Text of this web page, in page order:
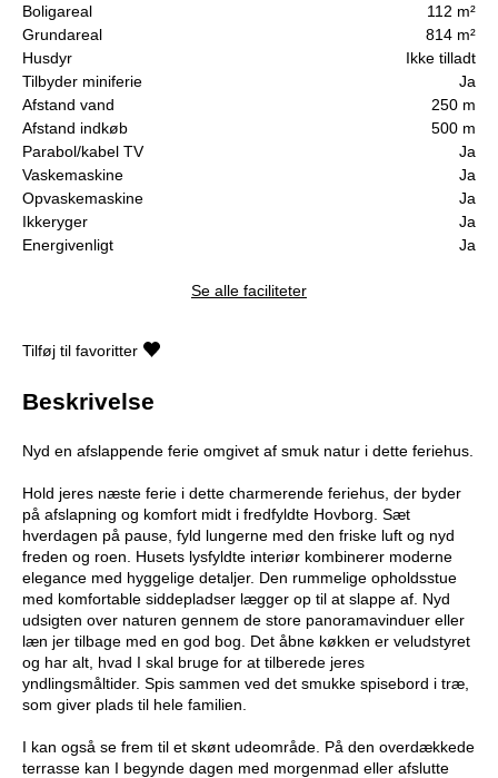
Boligareal
112 m²
Grundareal
814 m²
Husdyr
Ikke tilladt
Tilbyder miniferie
Ja
Afstand vand
250 m
Afstand indkøb
500 m
Parabol/kabel TV
Ja
Vaskemaskine
Ja
Opvaskemaskine
Ja
Ikkeryger
Ja
Energivenligt
Ja
Se alle faciliteter
Tilføj til favoritter
Beskrivelse
Nyd en afslappende ferie omgivet af smuk natur i dette feriehus.
Hold jeres næste ferie i dette charmerende feriehus, der byder
på afslapning og komfort midt i fredfyldte Hovborg. Sæt
hverdagen på pause, fyld lungerne med den friske luft og nyd
freden og roen. Husets lysfyldte interiør kombinerer moderne
elegance med hyggelige detaljer. Den rummelige opholdsstue
med komfortable siddepladser lægger op til at slappe af. Nyd
udsigten over naturen gennem de store panoramavinduer eller
læn jer tilbage med en god bog. Det åbne køkken er veludstyret
og har alt, hvad I skal bruge for at tilberede jeres
yndlingsmåltider. Spis sammen ved det smukke spisebord i træ,
som giver plads til hele familien.
I kan også se frem til et skønt udeområde. På den overdækkede
terrasse kan I begynde dagen med morgenmad eller afslutte